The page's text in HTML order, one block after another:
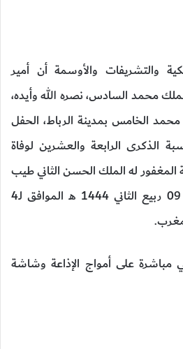
والتشريفات والأوسمة أن أمير
محمد السادس، نصره الله وأيده،
الخامس بمدينة الرباط، الحفل
الذكرى الرابعة والعشرين لوفاة
له الملك الحسن الثاني طيب
الله ثراه، يوم غد الجمعة 09 ربيع الثاني 1444 هـ الموافق لـ4
على أمواج الإذاعة وشاشة